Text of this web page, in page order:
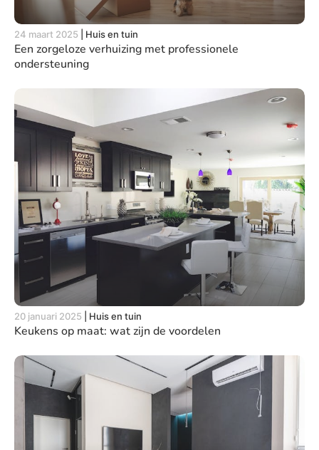
24 maart 2025 Huis en tuin
Een zorgeloze verhuizing met professionele
ondersteuning
20 januari 2025 Huis en tuin
Keukens op maat: wat zijn de voordelen